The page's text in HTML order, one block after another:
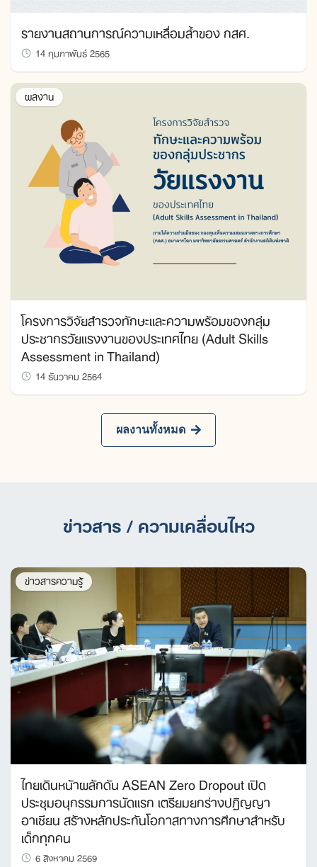
รายงานสถานการณ์ความเหลื่อมล้ำของ กสศ.
14 กุมภาพันธ์ 2565
ผลงาน
โครงการวิจัยสำรวจทักษะและความพร้อมของกลุ่ม
ประชากรวัยแรงงานของประเทศไทย (Adult Skills
Assessment in Thailand)
14 ธันวาคม 2564
ผลงานทั้งหมด
ข่าวสาร / ความเคลื่อนไหว
ข่าวสารความรู้
ไทยเดินหน้าผลักดัน ASEAN Zero Dropout เปิด
ประชุมอนุกรรมการนัดแรก เตรียมยกร่างปฏิญญา
อาเซียน สร้างหลักประกันโอกาสทางการศึกษาสำหรับ
เด็กทุกคน
6 สิงหาคม 2569